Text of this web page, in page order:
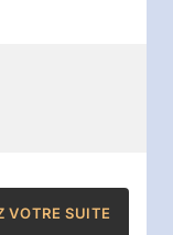
VOTRE SUITE